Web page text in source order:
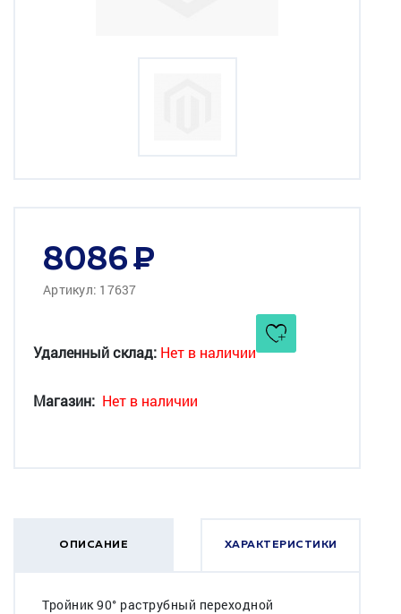
8086
Артикул: 17637
Удаленный склад: Нет в наличии
Магазин: Нет в наличии
ОПИСАНИЕ ХАРАКТЕРИСТИКИ
Тройник 90° раструбный переходной